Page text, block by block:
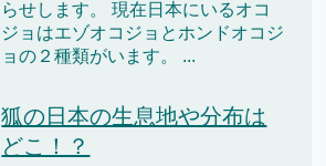
らせします。 現在日本にいるオコ
ジョはエゾオコジョとホンドオコジ
ョの２種類がいます。 ...
狐の日本の生息地や分布は
どこ！？